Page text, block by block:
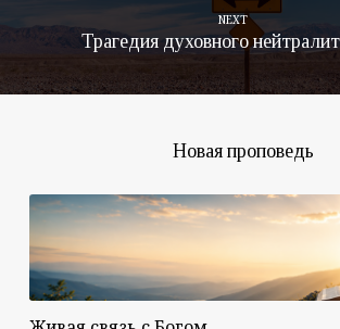
NEXT
Трагедия духовного
Новая проповедь